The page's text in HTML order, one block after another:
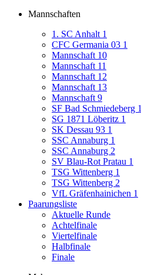
Mannschaften
1. SC Anhalt 1
CFC Germania 03 1
Mannschaft 10
Mannschaft 11
Mannschaft 12
Mannschaft 13
Mannschaft 9
SF Bad Schmiedeberg 1
SG 1871 Löberitz 1
SK Dessau 93 1
SSC Annaburg 1
SSC Annaburg 2
SV Blau-Rot Pratau 1
TSG Wittenberg 1
TSG Wittenberg 2
VfL Gräfenhainichen 1
Paarungsliste
Aktuelle Runde
Achtelfinale
Viertelfinale
Halbfinale
Finale